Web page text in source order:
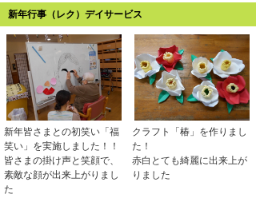
新年行事（レク）デイサービス
新年皆さまとの初笑い「福
笑い」を実施しました！！
皆さまの掛け声と笑顔で、
素敵な顔が出来上がりまし
た
クラフト「椿」を作りまし
た！
赤白とても綺麗に出来上が
りました